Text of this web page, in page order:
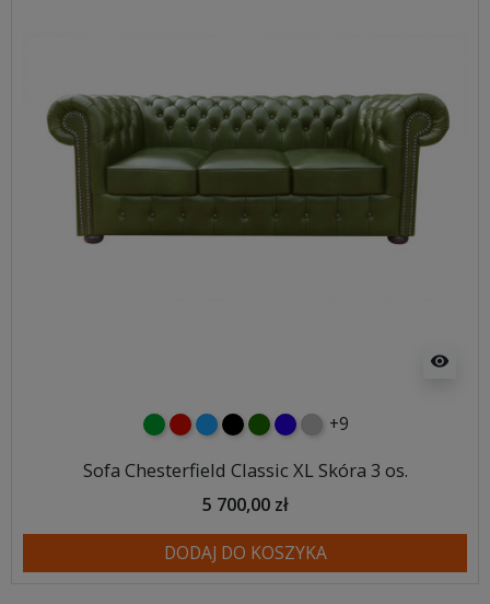
visibility
zielonyczerwony
niebieski
czarnybutelkowa zieleń
ciemno niebieski
szary
+9
Sofa Chesterfield Classic XL Skóra 3 os.
5 700,00 zł
DODAJ DO KOSZYKA